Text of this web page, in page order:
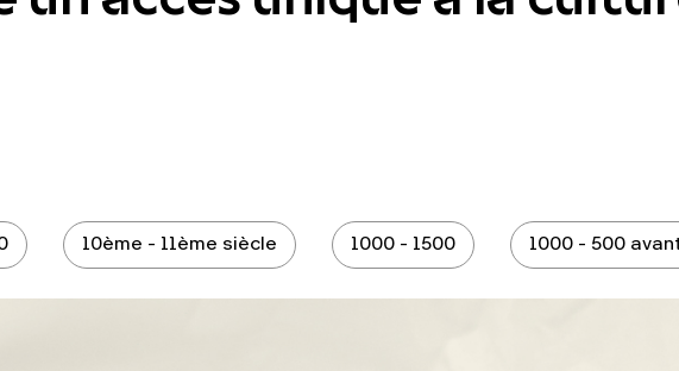
10ème - 11ème siècle 1000 - 1500 1000 - 500